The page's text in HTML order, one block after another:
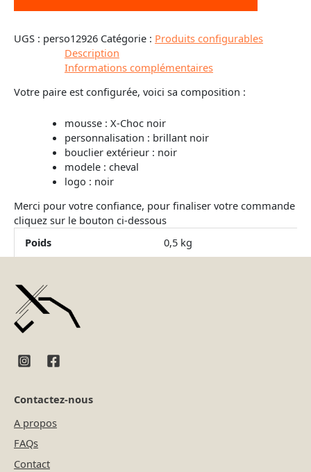
UGS : perso12926 Catégorie : Produits configurables
Description
Informations complémentaires
Votre paire est configurée, voici sa composition :
mousse : X-Choc noir
personnalisation : brillant noir
bouclier extérieur : noir
modele : cheval
logo : noir
Merci pour votre confiance, pour finaliser votre commande
cliquez sur le bouton ci-dessous
Poids
0,5 kg
Contactez-nous
A propos
FAQs
Contact